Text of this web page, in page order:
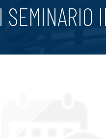
I SEMINARIO